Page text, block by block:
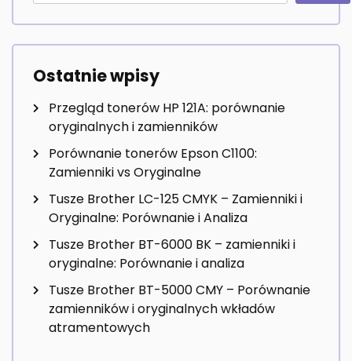
Ostatnie wpisy
Przegląd tonerów HP 121A: porównanie
oryginalnych i zamienników
Porównanie tonerów Epson C1100:
Zamienniki vs Oryginalne
Tusze Brother LC-125 CMYK – Zamienniki i
Oryginalne: Porównanie i Analiza
Tusze Brother BT-6000 BK – zamienniki i
oryginalne: Porównanie i analiza
Tusze Brother BT-5000 CMY – Porównanie
zamienników i oryginalnych wkładów
atramentowych